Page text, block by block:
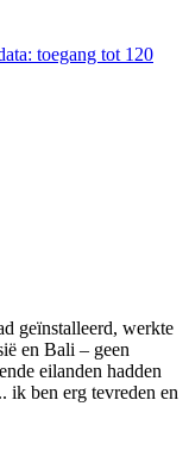
toegang tot 120
geïnstalleerd, werkte
en Bali – geen
eilanden hadden
ik ben erg tevreden en